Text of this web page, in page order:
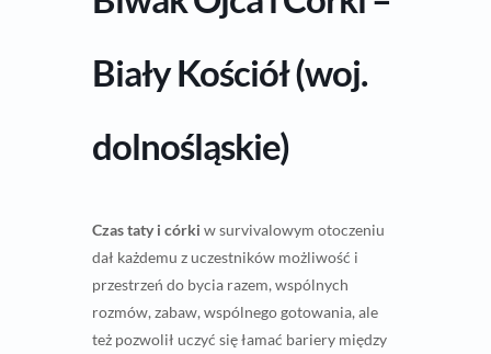
Biały Kościół (woj.
dolnośląskie)
Czas taty i córki w survivalowym otoczeniu
dał każdemu z uczestników możliwość i
przestrzeń do bycia razem, wspólnych
rozmów, zabaw, wspólnego gotowania, ale
też pozwolił uczyć się łamać bariery między